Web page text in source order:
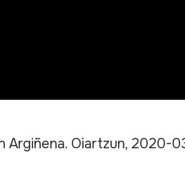
Argiñena. Oiartzun, 2020-